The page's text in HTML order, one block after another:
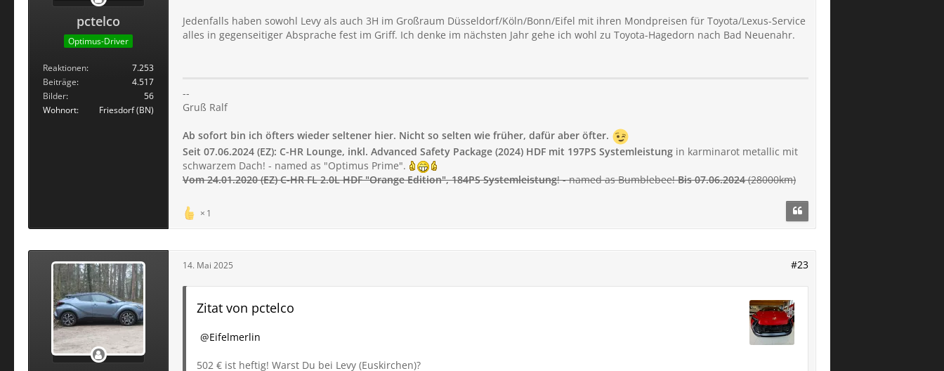
pctelco
Optimus-Driver
Reaktionen
7.253
Beiträge
4.517
Bilder
56
Wohnort
Friesdorf (BN)
Jedenfalls haben sowohl Levy als auch 3H im Großraum Düsseldorf/Köln/Bonn/Eifel mit ihren Mondpreisen für Toyota/Lexus-Service
alles in gegenseitiger Absprache fest im Griff. Ich denke im nächsten Jahr gehe ich wohl zu Toyota-Hagedorn nach Bad Neuenahr.
--
Gruß Ralf
Ab sofort bin ich öfters wieder seltener hier. Nicht so selten wie früher, dafür aber öfter.
Seit 07.06.2024 (EZ): C-HR Lounge, inkl. Advanced Safety Package (2024) HDF mit 197PS Systemleistung in karminarot metallic mit
schwarzem Dach! - named as "Optimus Prime".
Vom 24.01.2020 (EZ) C-HR FL 2.0L HDF "Orange Edition", 184PS Systemleistung! - named as Bumblebee!Bis 07.06.2024(28000km)
1
14. Mai 2025 #23
Zitat von pctelco
Eifelmerlin
502 € ist heftig! Warst Du bei Levy (Euskirchen)?